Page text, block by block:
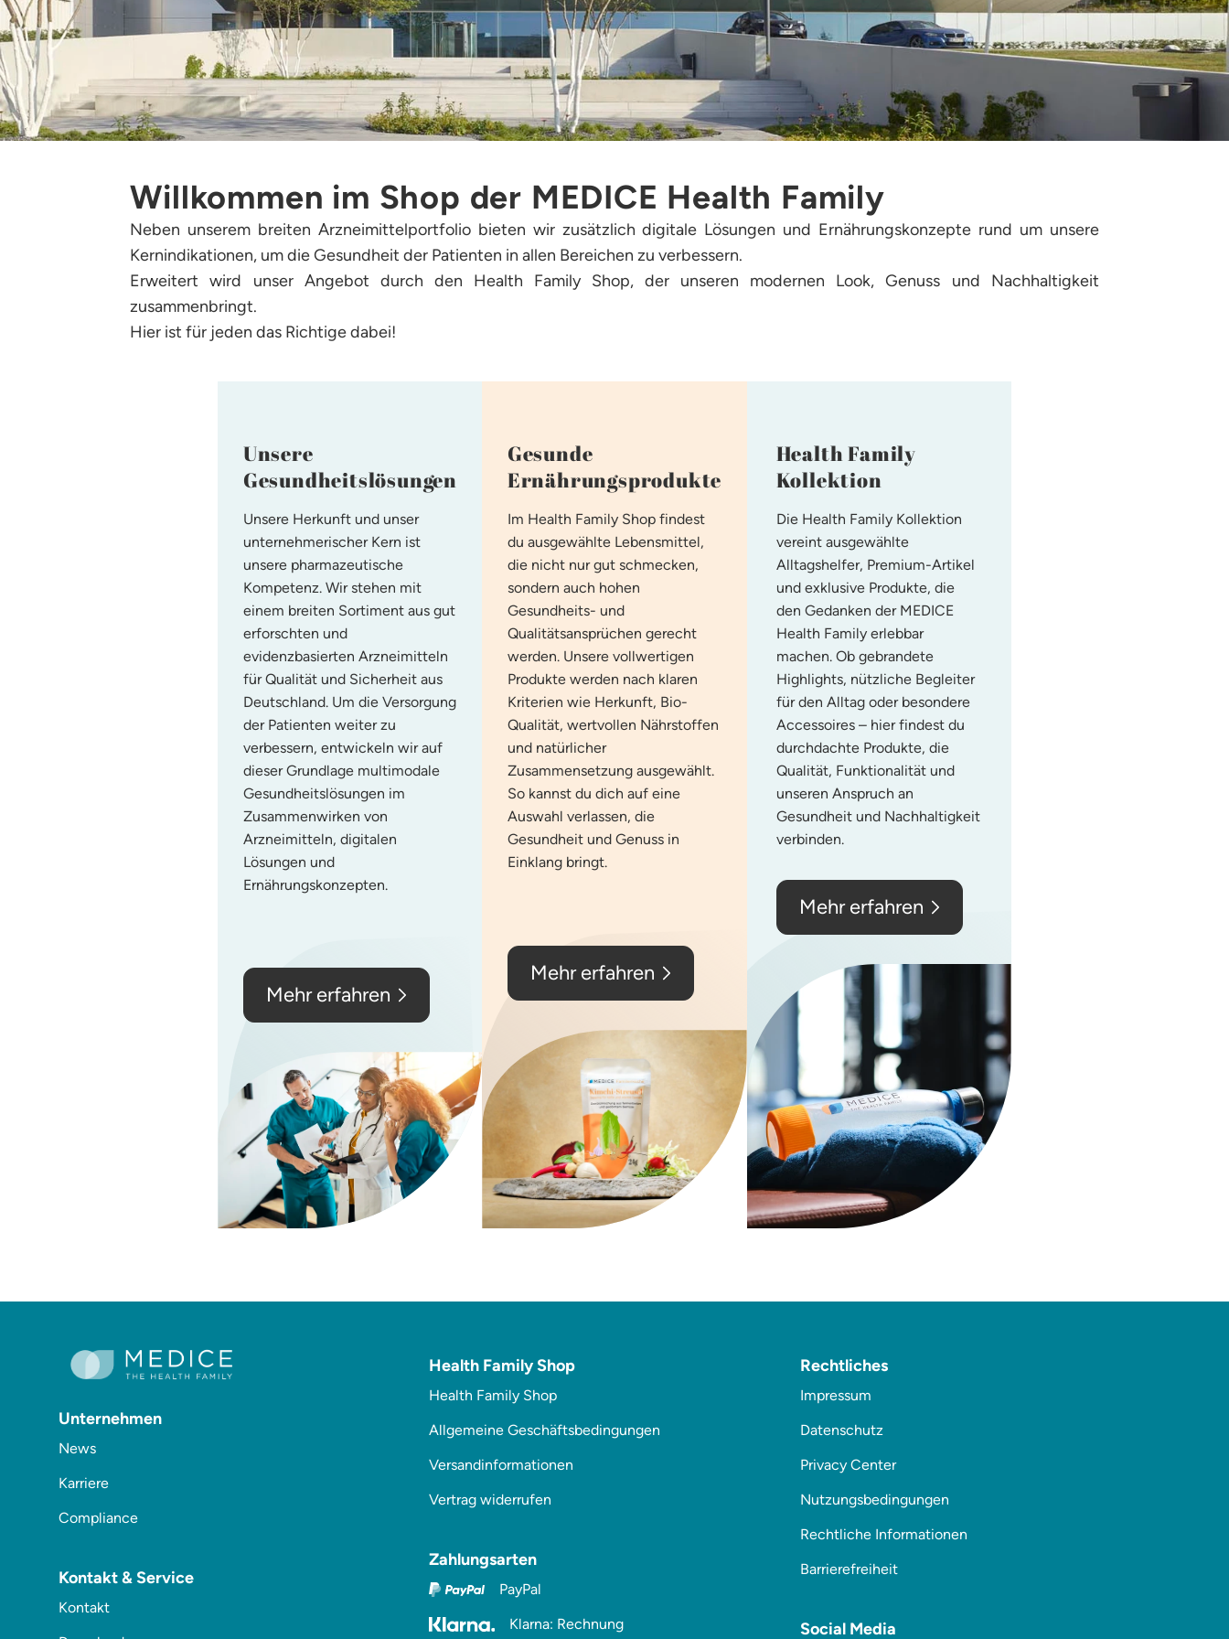
Willkommen im Shop der MEDICE Health Family
Neben unserem breiten Arzneimittelportfolio bieten wir zusätzlich digitale Lösungen und Ernährungskonzepte rund um unsere
Kernindikationen, um die Gesundheit der Patienten in allen Bereichen zu verbessern.
Erweitert wird unser Angebot durch den Health Family Shop, der unseren modernen Look, Genuss und Nachhaltigkeit
zusammenbringt.
Hier ist für jeden das Richtige dabei!
Unsere
Gesundheitslösungen
Unsere Herkunft und unser
unternehmerischer Kern ist
unsere pharmazeutische
Kompetenz. Wir stehen mit
einem breiten Sortiment aus gut
erforschten und
evidenzbasierten Arzneimitteln
für Qualität und Sicherheit aus
Deutschland. Um die Versorgung
der Patienten weiter zu
verbessern, entwickeln wir auf
dieser Grundlage multimodale
Gesundheitslösungen im
Zusammenwirken von
Arzneimitteln, digitalen
Lösungen und
Ernährungskonzepten.
Mehr erfahren
Gesunde
Ernährungsprodukte
Im Health Family Shop findest
du ausgewählte Lebensmittel,
die nicht nur gut schmecken,
sondern auch hohen
Gesundheits- und
Qualitätsansprüchen gerecht
werden. Unsere vollwertigen
Produkte werden nach klaren
Kriterien wie Herkunft, Bio-
Qualität, wertvollen Nährstoffen
und natürlicher
Zusammensetzung ausgewählt.
So kannst du dich auf eine
Auswahl verlassen, die
Gesundheit und Genussin
Einklang bringt.
Mehr erfahren
Health Family
Kollektion
Die Health Family Kollektion
vereint ausgewählte
Alltagshelfer, Premium-Artikel
und exklusive Produkte, die
den Gedanken der MEDICE
Health Family erlebbar
machen. Ob gebrandete
Highlights, nützliche Begleiter
für den Alltag oder besondere
Accessoires – hier findest du
durchdachte Produkte, die
Qualität, Funktionalität und
unseren Anspruch an
Gesundheit und Nachhaltigkeit
verbinden.
Mehr erfahren
Unternehmen
News
Karriere
Compliance
Kontakt & Service
Kontakt
Health Family Shop
Health Family Shop
Allgemeine Geschäftsbedingungen
Versandinformationen
Vertrag widerrufen
Zahlungsarten
PayPal
Klarna: Rechnung
Rechtliches
Impressum
Datenschutz
Privacy Center
Nutzungsbedingungen
Rechtliche Informationen
Barrierefreiheit
Social Media